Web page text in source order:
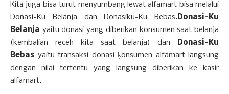
Kita juga bisa turut menyumbang lewat alfamart bisa melalui
Donasi-Ku Belanja dan Donasiku-Ku Bebas. Donasi-Ku
Belanja yaitu donasi yang diberikan konsumen saat belanja
(kembalian receh kita saat belanja) dan
Donasi-Ku
Bebas yaitu transaksi donasi ķonsumen alfamart langsung
dengan nilai tertentu yang langsung diberikan ke kasir
alfamart.